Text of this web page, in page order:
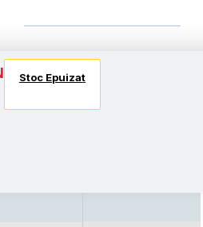
Stoc Epuizat
si Autonomie
extinsa, prin
Stoc Epuizat